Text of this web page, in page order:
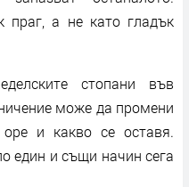
праг, а не като гладък
стопани във
може да промени
и какво се оставя.
един и същи начин сега